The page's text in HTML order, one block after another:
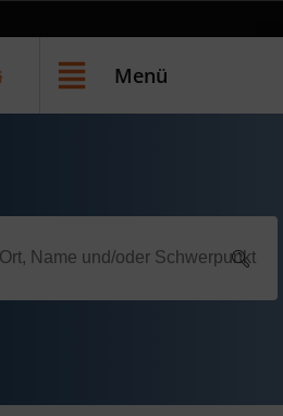
Menü